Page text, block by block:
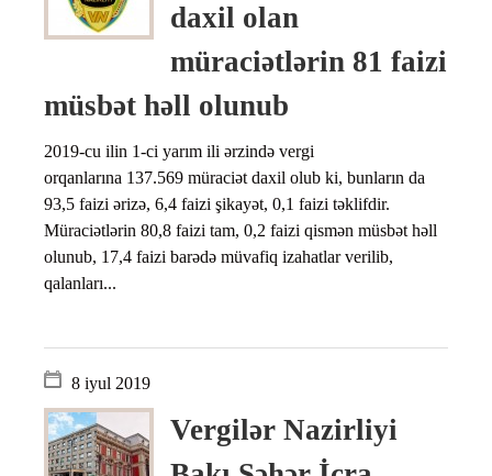
daxil olan
müraciətlərin 81 faizi
müsbət həll olunub
2019-cu ilin 1-ci yarım ili ərzində vergi
orqanlarına 137.569 müraciət daxil olub ki, bunların da
93,5 faizi ərizə, 6,4 faizi şikayət, 0,1 faizi təklifdir.
Müraciətlərin 80,8 faizi tam, 0,2 faizi qismən müsbət həll
olunub, 17,4 faizi barədə müvafiq izahatlar verilib,
qalanları...
8 iyul 2019
Vergilər Nazirliyi